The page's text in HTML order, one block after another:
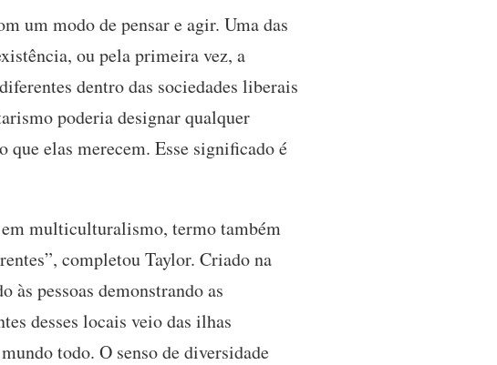
um modo de pensar e agir. Uma das
ou pela primeira vez, a
dentro das sociedades liberais
poderia designar qualquer
que elas merecem. Esse significado é
multiculturalismo, termo também
completou Taylor. Criado na
pessoas demonstrando as
desses locais veio das ilhas
todo. O senso de diversidade